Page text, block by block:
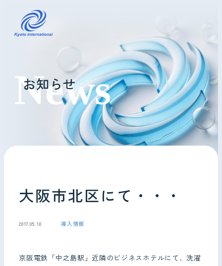
コインランドリーレンタル
ホテル様へ
掃除・メンテナンス
会社情報
お知らせ
大阪市北区にて・・・
2017.05.10 導入情報
京阪電鉄「中之島駅」近隣のビジネスホテルにて、洗濯